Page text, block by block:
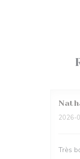
2026-
Très